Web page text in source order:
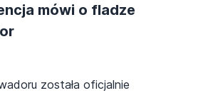
mówi o fladze
została oficjalnie